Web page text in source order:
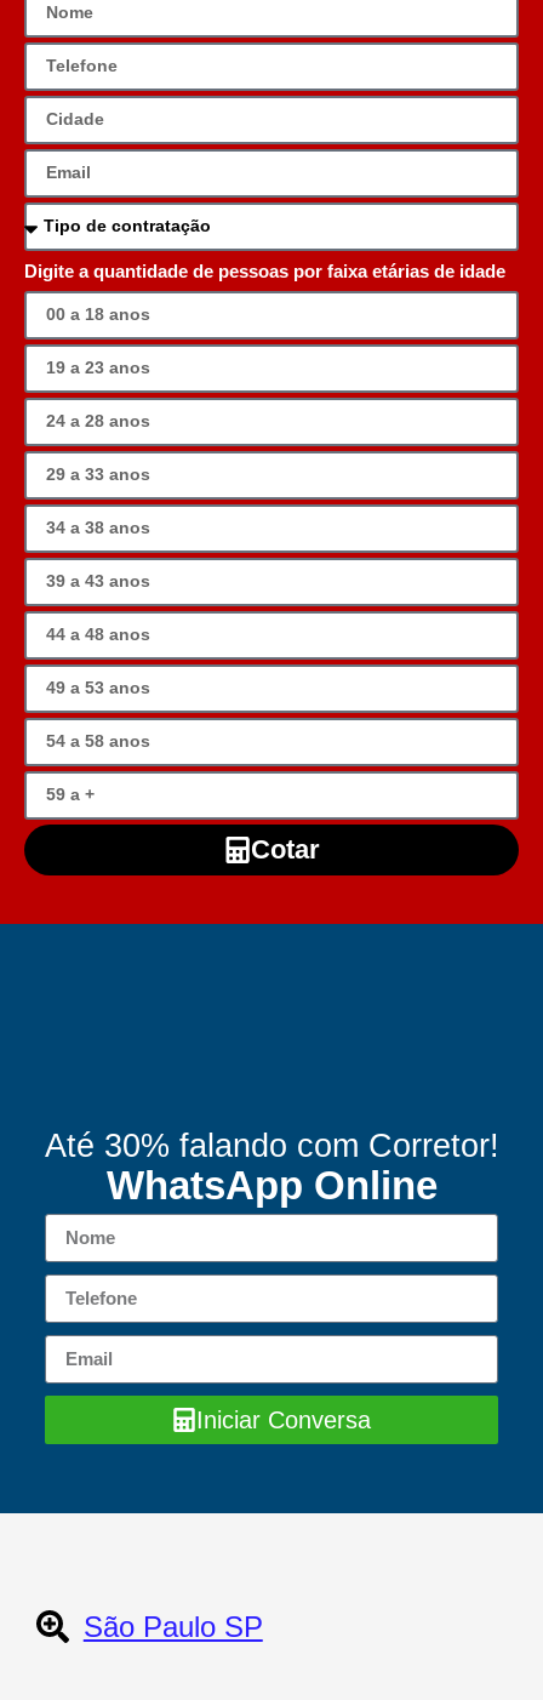
Digite a quantidade de pessoas por faixa etárias de idade
Cotar
Até 30% falando com Corretor!
WhatsApp Online
Iniciar Conversa
São Paulo SP